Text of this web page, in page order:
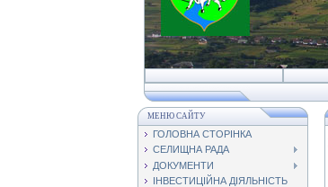
МЕНЮ САЙТУ
ГОЛОВНА СТОРІНКА
СЕЛИЩНА РАДА
ДОКУМЕНТИ
ІНВЕСТИЦІЙНА ДІЯЛЬНІСТЬ